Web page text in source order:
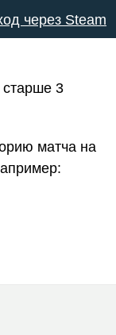
через Steam
старше 3
матча на